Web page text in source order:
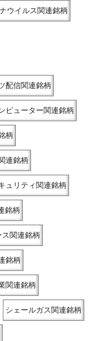
ウイルス関連銘柄
配信関連銘柄
ピューター関連銘柄
柄
連銘柄
ュリティ関連銘柄
銘柄
ス関連銘柄
銘柄
関連銘柄
シェールガス関連銘柄